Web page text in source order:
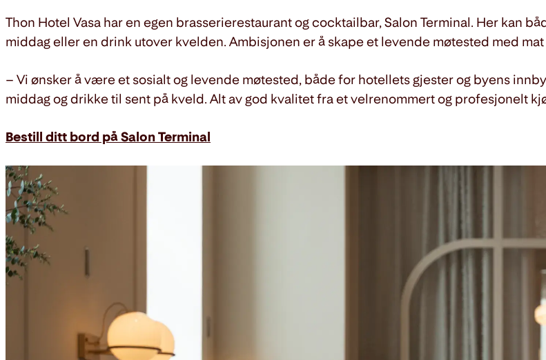
Thon Hotel Vasa har en egen brasserierestaurant og cocktailbar, Salon Terminal. Her kan
middag eller en drink utover kvelden. Ambisjonen er å skape et levende møtested med
– Vi ønsker å være et sosialt og levende møtested, både for hotellets gjester og byens
middag og drikke til sent på kveld. Alt av god kvalitet fra et velrenommert og profesjonelt
Bestill ditt bord på Salon Terminal